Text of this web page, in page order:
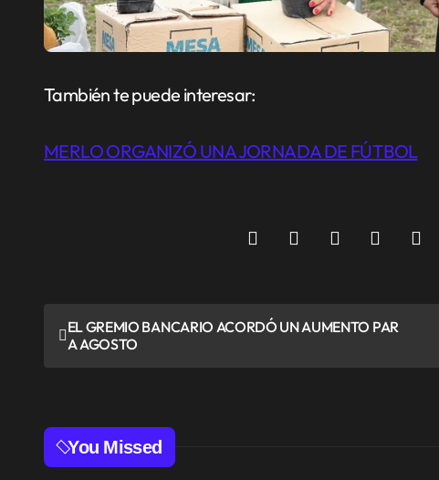
También te puede interesar:
MERLO ORGANIZÓ UNA JORNADA DE FÚTBOL
N
e
g
EL GREMIO BANCARIO ACORDÓ UN AUMENTO PAR
A AGOSTO
You Missed